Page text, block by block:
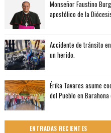
Monseñor Faustino
apostólico de la
Accidente de tránsito
un herido.
Érika Tavares asume
del Pueblo en
ENTRADAS RECIENTES